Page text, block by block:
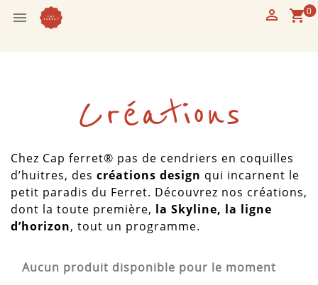
 shopping_cart0

Créations
Chez Cap ferret® pas de cendriers en coquilles
d’huitres, des créations design qui incarnent le
petit paradis du Ferret. Découvrez nos créations,
dont la toute première, la Skyline, la ligne
d’horizon, tout un programme.
Aucun produit disponible pour le moment
Cookies management panel